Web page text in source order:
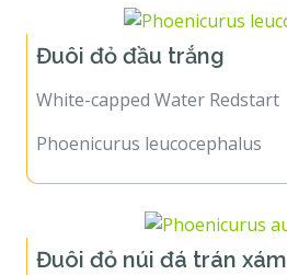
Đuôi đỏ đầu trắng
White-capped Water Redstart
Phoenicurus leucocephalus
Đuôi đỏ núi đá trán xám